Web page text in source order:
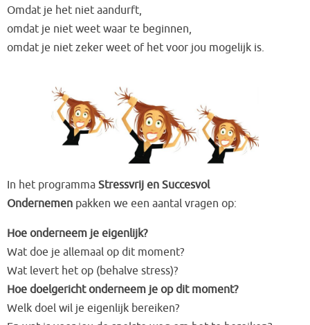
Omdat je het niet aandurft,
omdat je niet weet waar te beginnen,
omdat je niet zeker weet of het voor jou mogelijk is.
In het programmaStressvrij en Succesvol
Ondernemen pakken we een aantal vragen op:
Hoe onderneem je eigenlijk?
Wat doe je allemaal op dit moment?
Wat levert het op (behalve stress)?
Hoe doelgericht onderneem je op dit moment?
Welk doel wil je eigenlijk bereiken?